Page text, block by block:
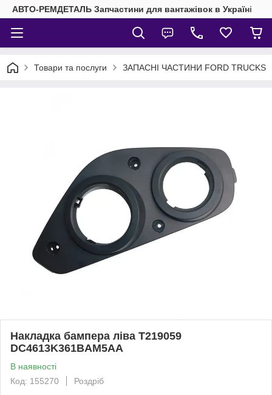
АВТО-РЕМДЕТАЛЬ Запчастини для вантажівок в Україні
Товари та послуги ЗАПАСНІ ЧАСТИНИ FORD TRUCKS
Накладка бампера ліва T219059
DC4613K361BAM5AA
В наявності
Код: 155270
Роздріб